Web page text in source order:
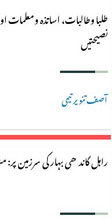
طلبا وطالبات، اساتذہ
نصیحتیں
آصف تنویر تیمی
راہل گاندھی بہار کی سرزمین